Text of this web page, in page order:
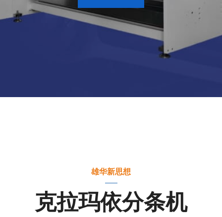
联系购买
查看产品
雄华新思想
克拉玛依分条机